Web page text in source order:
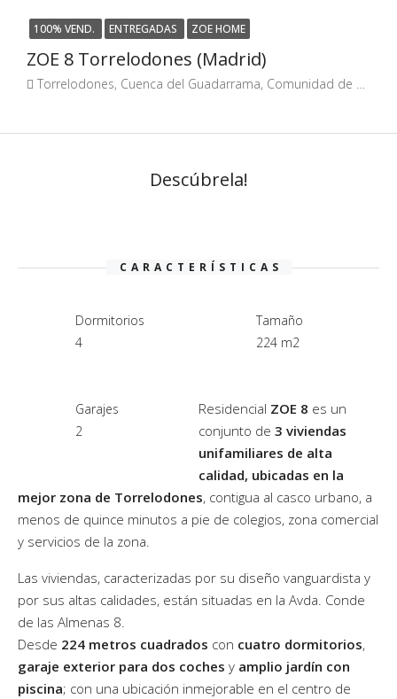
100% VEND. ENTREGADAS ZOE HOME
ZOE 8 Torrelodones (Madrid)
Torrelodones, Cuenca del Guadarrama, Comunidad de Madrid, España
Descúbrela!
CARACTERÍSTICAS
Dormitorios
4
Tamaño
224 m2
Garajes
2
Residencial ZOE 8 es un
conjunto de 3 viviendas
unifamiliares de alta
calidad, ubicadas en la
mejor zona de Torrelodones, contigua al casco urbano, a
menos de quince minutos a pie de colegios, zona comercial
y servicios de la zona.
Las viviendas, caracterizadas por su diseño vanguardista y
por sus altas calidades, están situadas en la Avda. Conde
de las Almenas 8.
Desde 224 metros cuadrados con cuatro dormitorios,
garaje exterior para dos coches y amplio jardín con
piscina; con una ubicación inmejorable en el centro de